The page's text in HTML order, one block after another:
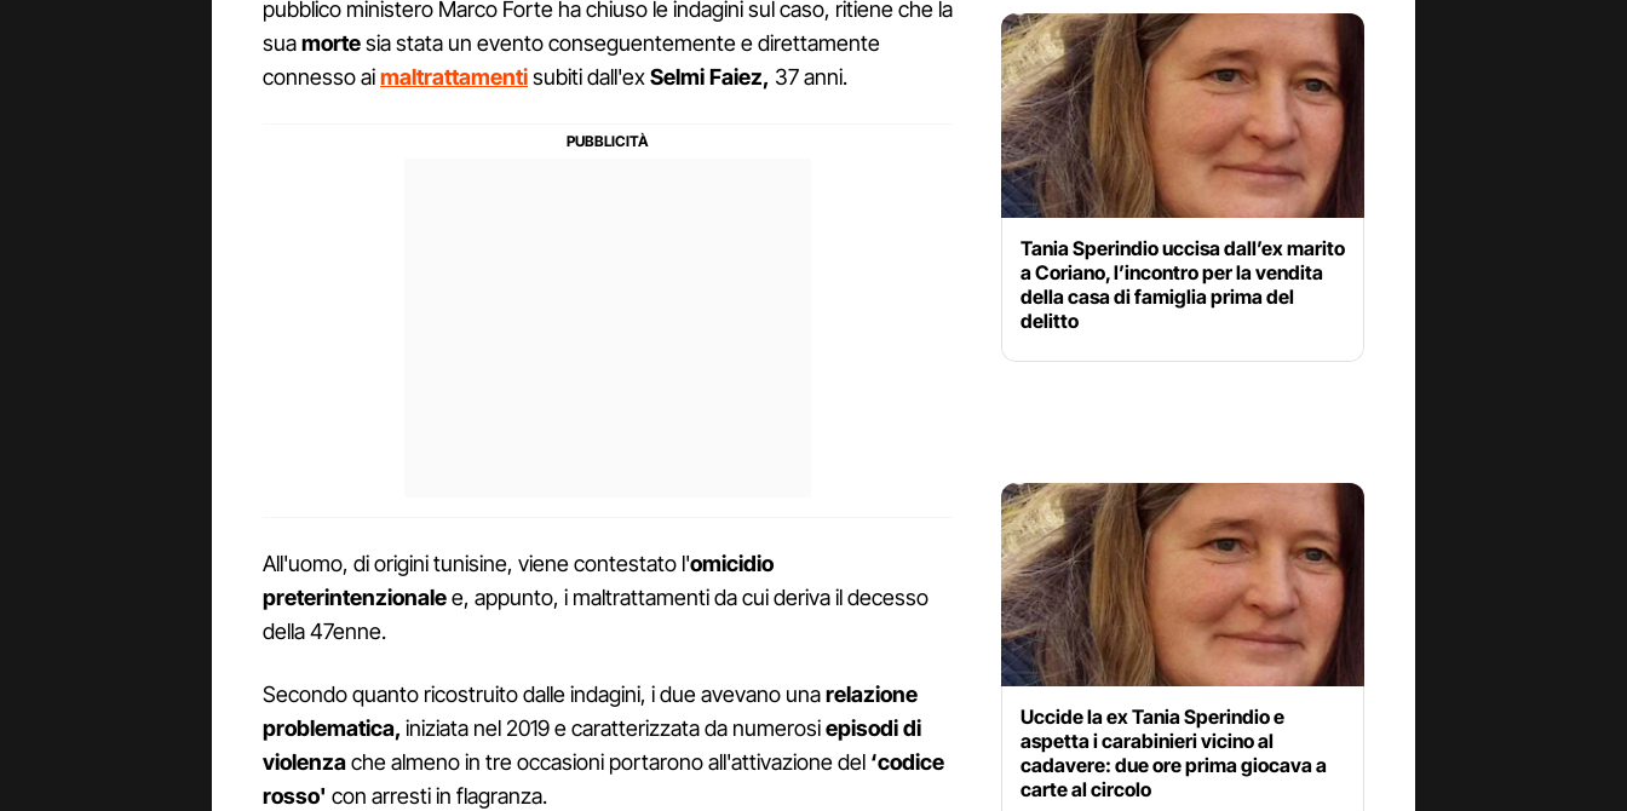
pubblico ministero Marco Forte ha chiuso le indagini sul caso, ritiene che la
suamortesia stata un evento conseguentemente e direttamente
connesso aimaltrattamentisubiti dall'exSelmi Faiez, 37 anni.
All'uomo, di origini tunisine, viene contestato l'omicidio
preterintenzionalee, appunto, i maltrattamenti da cui deriva il decesso
della 47enne.
Secondo quanto ricostruito dalle indagini, i due avevano unarelazione
problematica, iniziata nel 2019 e caratterizzata da numerosiepisodi di
violenzache almeno in tre occasioni portarono all'attivazione del ‘codice
rosso' con arresti in flagranza.
Tania Sperindio uccisa dall’ex marito
a Coriano, l’incontro per la vendita
della casa di famiglia prima del
delitto
Uccide la ex Tania Sperindio e
aspetta i carabinieri vicino al
cadavere: due ore prima giocava a
carte al circolo